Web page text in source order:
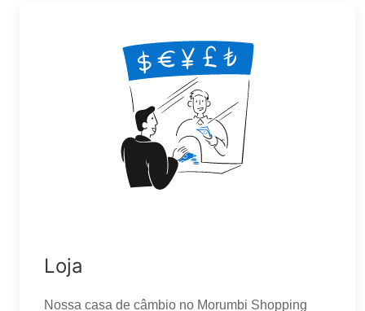
Loja
Nossa casa de câmbio no Morumbi Shopping